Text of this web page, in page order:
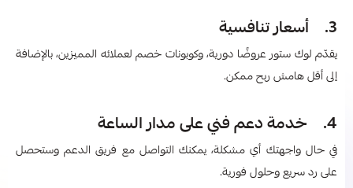
3. أسعار تنافسية
يقدّم لوك ستور عروضًا دورية، وكوبونات خصم لعملائه المميزين، بالإضافة
إلى أقل هامش ربح ممكن.
4. خدمة دعم فني على مدار الساعة
في حال واجهتك أي مشكلة، يمكنك التواصل مع فريق الدعم وستحصل
على رد سريع وحلول فورية.